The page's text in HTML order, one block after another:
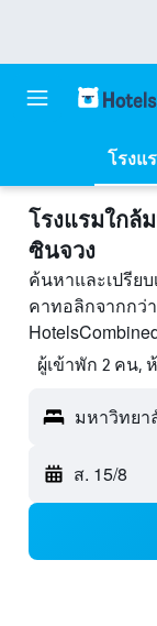
โรงแ
โรงแรมใกล้
ซินจวง
ค้นหาและเปรีย
คาทอลิกจากกว่
ผู้เข้าพัก 2 คน,
มหาวิทยา
ส. 15/8